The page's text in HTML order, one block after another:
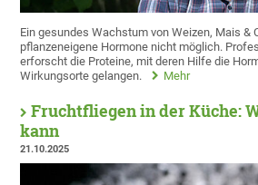
Ein gesundes Wachstum von Weizen, Mais &
pflanzeneigene Hormone nicht möglich.
erforscht die Proteine, mit deren Hilfe die
Wirkungsorte gelangen.
Mehr
Fruchtfliegen in der Küche:
kann
21.10.2025